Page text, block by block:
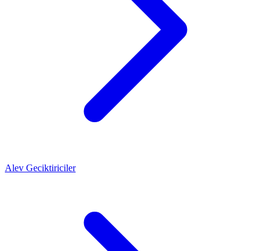
Alev Geciktiriciler